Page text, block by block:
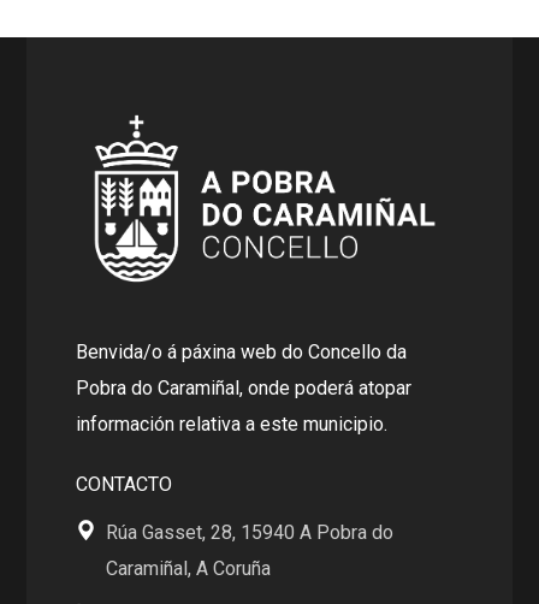
Benvida/o á páxina web do Concello da
Pobra do Caramiñal, onde poderá atopar
información relativa a este municipio.
CONTACTO
Rúa Gasset, 28, 15940 A Pobra do
Caramiñal, A Coruña